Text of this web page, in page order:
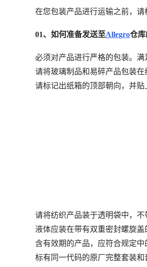
在您包装产品进行运输之前，请
01、如何准备发送至Allegro仓库
必须对产品进行严格的包装。满
请将玻璃制品和易碎产品包装在
请标记出纸箱的顶部朝向，并贴
请将纺织产品装于透明袋中，不
液体应装在带有双重密封螺旋盖
含有效期的产品，应符合规定中
标有同一代码的原厂完整套装